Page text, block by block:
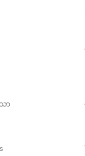
သာ